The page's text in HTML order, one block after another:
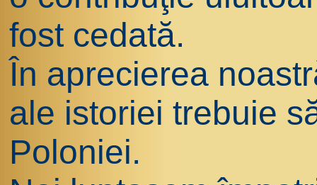
fost cedată.
În aprecierea
ale istoriei trebuie
Poloniei.